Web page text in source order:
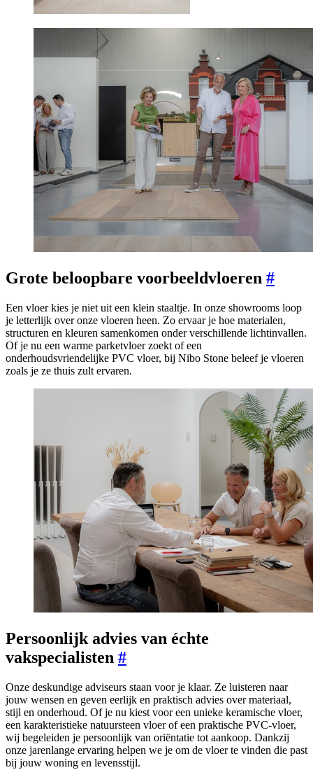
Grote beloopbare voorbeeldvloeren #
Een vloer kies je niet uit een klein staaltje. In onze showrooms loop
je letterlijk over onze vloeren heen. Zo ervaar je hoe materialen,
structuren en kleuren samenkomen onder verschillende lichtinvallen.
Of je nu een warme parketvloer zoekt of een
onderhoudsvriendelijke PVC vloer, bij Nibo Stone beleef je vloeren
zoals je ze thuis zult ervaren.
Persoonlijk advies van échte
vakspecialisten #
Onze deskundige adviseurs staan voor je klaar. Ze luisteren naar
jouw wensen en geven eerlijk en praktisch advies over materiaal,
stijl en onderhoud. Of je nu kiest voor een unieke keramische vloer,
een karakteristieke natuursteen vloer of een praktische PVC-vloer,
wij begeleiden je persoonlijk van oriëntatie tot aankoop. Dankzij
onze jarenlange ervaring helpen we je om de vloer te vinden die past
bij jouw woning en levensstijl.